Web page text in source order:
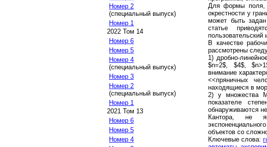
Номер 2
(специальный выпуск)
Номер 1
2022 Том 14
Номер 6
Номер 5
Номер 4
(специальный выпуск)
Номер 3
Номер 2
(специальный выпуск)
Номер 1
2021 Том 13
Номер 6
Номер 5
Номер 4
Для формы поля,
окрестности у
может быть
статье
пользовательский
В качестве
рассмотрены
1) дробно-
$n=2$, $4$,
внимание
<<пряничных
находящиеся в
2) у множества
показателе
обнаруживаются
Кантора, не
объектов со
Ключевые слова: